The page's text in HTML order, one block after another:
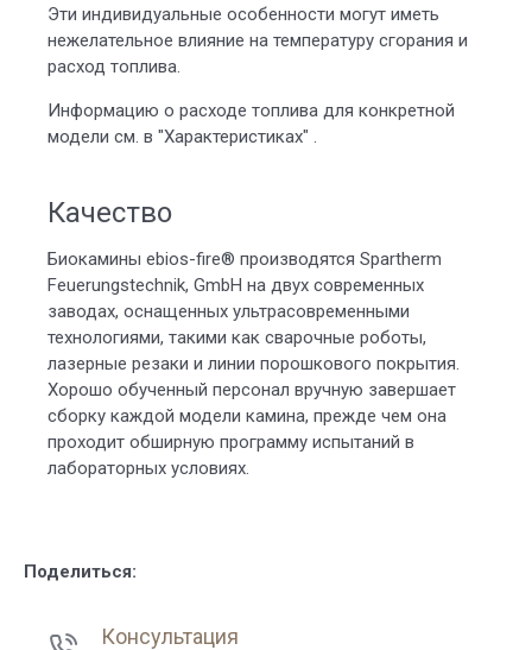
Эти индивидуальные особенности могут иметь
нежелательное влияние на температуру сгорания и
расход топлива.
Информацию о расходе топлива для конкретной
модели см. в "Характеристиках" .
Качество
Биокамины ebios-fire® производятся Spartherm
Feuerungstechnik, GmbH на двух современных
заводах, оснащенных ультрасовременными
технологиями, такими как сварочные роботы,
лазерные резаки и линии порошкового покрытия.
Хорошо обученный персонал вручную завершает
сборку каждой модели камина, прежде чем она
проходит обширную программу испытаний в
лабораторных условиях.
Поделиться:
Консультация